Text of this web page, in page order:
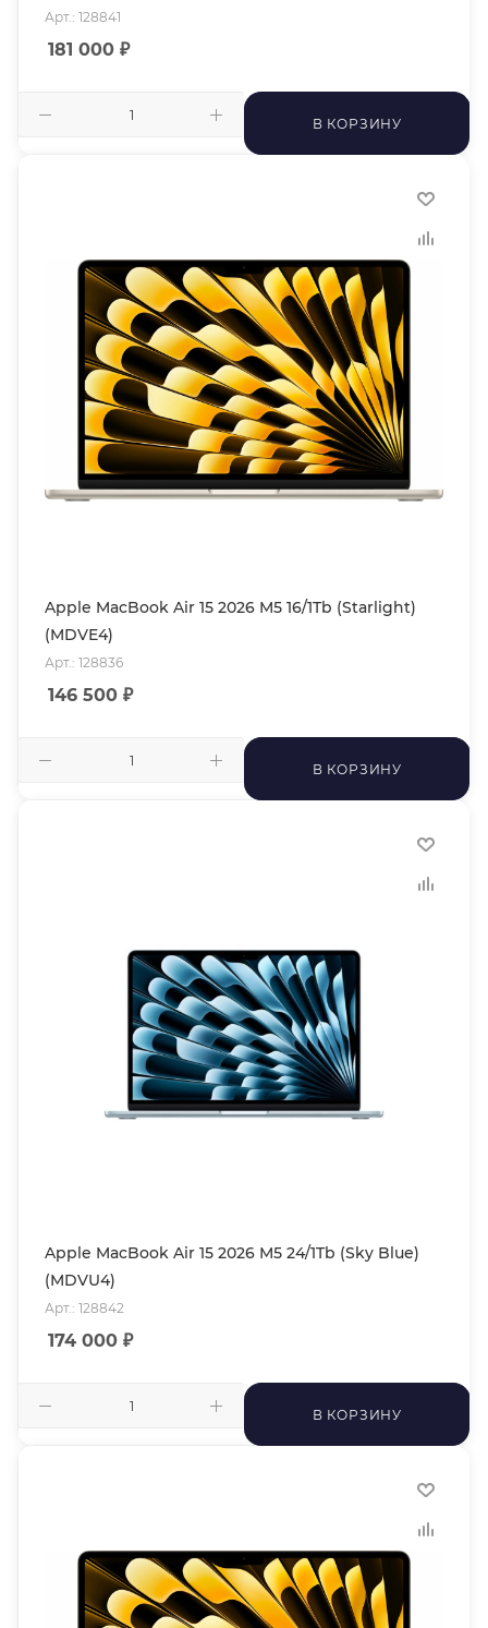
Арт.: 128841
181 000 ₽
В КОРЗИНУ
Apple MacBook Air 15 2026 M5 16/1Tb (Starlight)
(MDVE4)
Арт.: 128836
146 500 ₽
В КОРЗИНУ
Apple MacBook Air 15 2026 M5 24/1Tb (Sky Blue)
(MDVU4)
Арт.: 128842
174 000 ₽
В КОРЗИНУ